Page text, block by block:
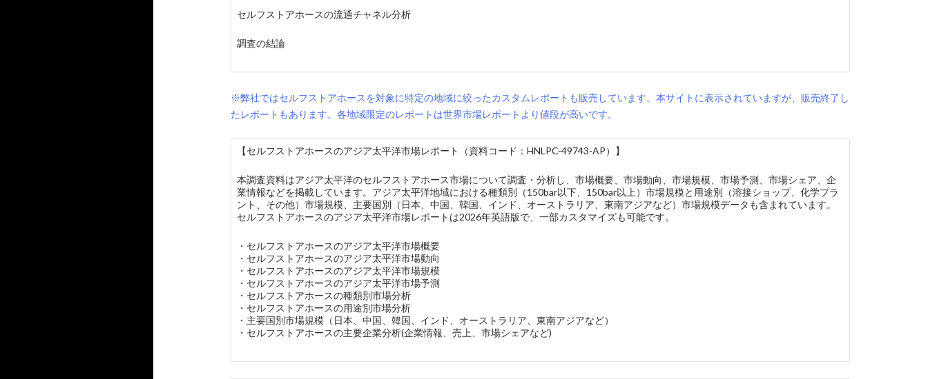
セルフストアホースの流通チャネル分析
調査の結論
※弊社ではセルフストアホースを対象に特定の地域に絞ったカスタムレポートも販売しています。本サイトに表示されていますが、販売終了し
たレポートもあります。各地域限定のレポートは世界市場レポートより値段が高いです。
【セルフストアホースのアジア太平洋市場レポート（資料コード：HNLPC-49743-AP）】
本調査資料はアジア太平洋のセルフストアホース市場について調査・分析し、市場概要、市場動向、市場規模、市場予測、市場シェア、企
業情報などを掲載しています。アジア太平洋地域における種類別（150bar以下、150bar以上）市場規模と用途別（溶接ショップ、化学プラ
ント、その他）市場規模、主要国別（日本、中国、韓国、インド、オーストラリア、東南アジアなど）市場規模データも含まれています。
セルフストアホースのアジア太平洋市場レポートは2026年英語版で、一部カスタマイズも可能です。
・セルフストアホースのアジア太平洋市場概要
・セルフストアホースのアジア太平洋市場動向
・セルフストアホースのアジア太平洋市場規模
・セルフストアホースのアジア太平洋市場予測
・セルフストアホースの種類別市場分析
・セルフストアホースの用途別市場分析
・主要国別市場規模（日本、中国、韓国、インド、オーストラリア、東南アジアなど）
・セルフストアホースの主要企業分析(企業情報、売上、市場シェアなど)